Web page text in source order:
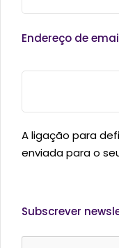
Endereço de
A ligação para
enviada para o
Subscrever